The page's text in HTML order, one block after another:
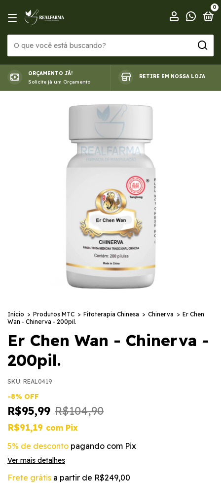
0
ORÇAMENTO JÁ!
Solicite já um Orçamento
RETIRE EM NOSSA LOJA
Início > Produtos MTC > Fitoterapia Chinesa > Chinerva > Er Chen
Wan - Chinerva - 200pil.
Er Chen Wan - Chinerva -
200pil.
SKU: REAL0419
-8% OFF
R$95,99 R$104,90
R$91,19 com Pix
5% de desconto pagando com Pix
Ver mais detalhes
Frete grátis a partir de R$249,00